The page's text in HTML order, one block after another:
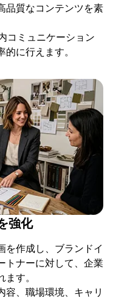
品質なコンテンツを素
コミュニケーション
に行えます。
強化
を作成し、ブランドイ
トナーに対して、企業
す。
容、職場環境、キャリ